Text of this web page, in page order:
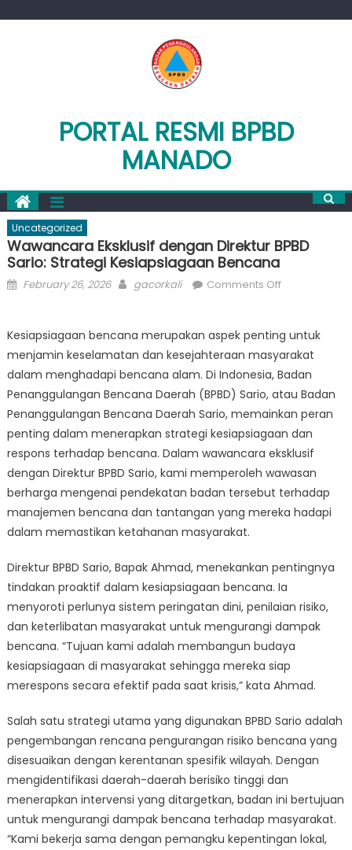
PORTAL RESMI BPBD
MANADO
Uncategorized
Wawancara Eksklusif dengan Direktur BPBD
Sario: Strategi Kesiapsiagaan Bencana
Posted
February 26, 2026 Author
gacorkali Comments Offon
dengan
Direktur
BPBD
Sario:
Strategi
Bencana
Kesiapsiagaan bencana merupakan aspek penting untuk
menjamin keselamatan dan kesejahteraan masyarakat
dalam menghadapi bencana alam. Di Indonesia, Badan
Penanggulangan Bencana Daerah (BPBD) Sario, atau Badan
Penanggulangan Bencana Daerah Sario, memainkan peran
penting dalam menerapkan strategi kesiapsiagaan dan
respons terhadap bencana. Dalam wawancara eksklusif
dengan Direktur BPBD Sario, kami memperoleh wawasan
berharga mengenai pendekatan badan tersebut terhadap
manajemen bencana dan tantangan yang mereka hadapi
dalam memastikan ketahanan masyarakat.
Direktur BPBD Sario, Bapak Ahmad, menekankan pentingnya
tindakan proaktif dalam kesiapsiagaan bencana. Ia
menyoroti perlunya sistem peringatan dini, penilaian risiko,
dan keterlibatan masyarakat untuk mengurangi dampak
bencana. “Tujuan kami adalah membangun budaya
kesiapsiagaan di masyarakat sehingga mereka siap
merespons secara efektif pada saat krisis,” kata Ahmad.
Salah satu strategi utama yang digunakan BPBD Sario adalah
pengembangan rencana pengurangan risiko bencana yang
disesuaikan dengan kerentanan spesifik wilayah. Dengan
mengidentifikasi daerah-daerah berisiko tinggi dan
menerapkan intervensi yang ditargetkan, badan ini bertujuan
untuk mengurangi dampak bencana terhadap masyarakat.
“Kami bekerja sama dengan pemangku kepentingan lokal,